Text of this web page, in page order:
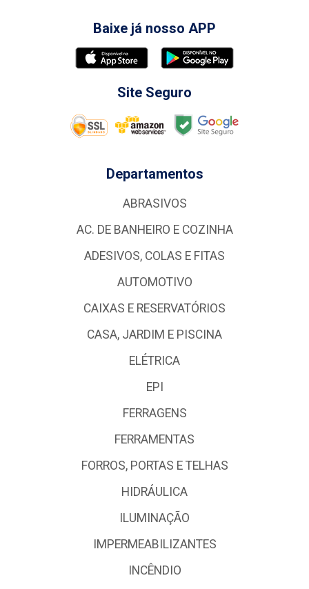
Baixe já nosso APP
Site Seguro
Departamentos
ABRASIVOS
AC. DE BANHEIRO E COZINHA
ADESIVOS, COLAS E FITAS
AUTOMOTIVO
CAIXAS E RESERVATÓRIOS
CASA, JARDIM E PISCINA
ELÉTRICA
EPI
FERRAGENS
FERRAMENTAS
FORROS, PORTAS E TELHAS
HIDRÁULICA
ILUMINAÇÃO
IMPERMEABILIZANTES
INCÊNDIO